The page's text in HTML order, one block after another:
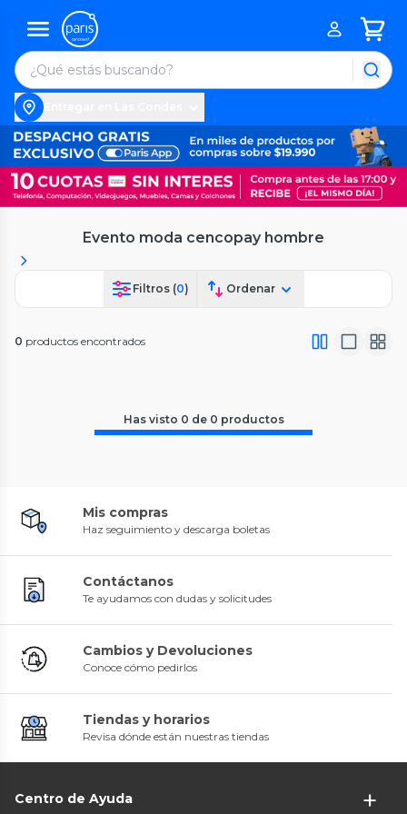
Evento moda cencopay hombre
Filtros (0) Ordenar
0 productos encontrados
Has visto 0 de 0 productos
Mis compras
Haz seguimiento y descarga boletas
Contáctanos
Te ayudamos con dudas y solicitudes
Cambios y Devoluciones
Conoce cómo pedirlos
Tiendas y horarios
Revisa dónde están nuestras tiendas
Centro de Ayuda